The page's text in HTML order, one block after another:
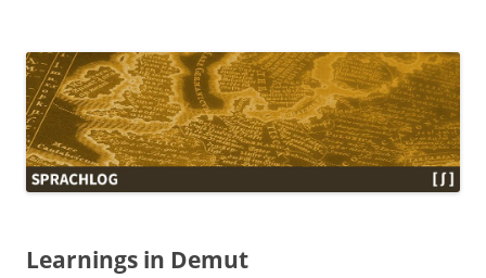
Learnings in Demut